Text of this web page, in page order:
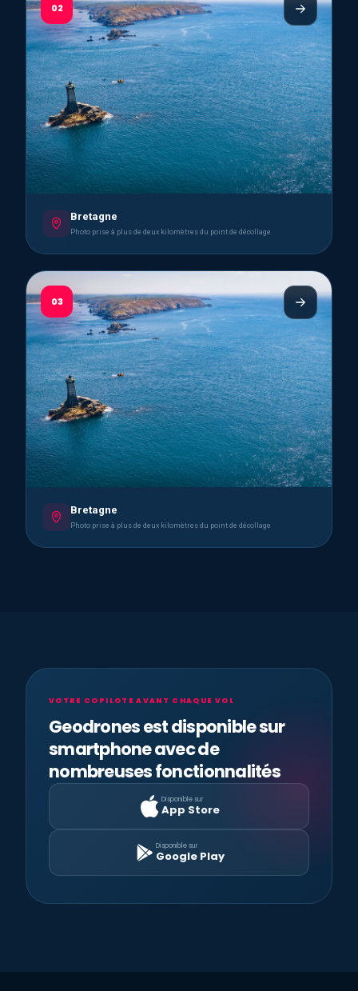
02
Bretagne
Photo prise à plus de deux kilomètres du point de décollage
03
Bretagne
Photo prise à plus de deux kilomètres du point de décollage
VOTRE COPILOTE AVANT CHAQUE VOL
Geodrones est disponible sur
smartphone avec de
nombreuses fonctionnalités
Disponible sur
App Store
Disponible sur
Google Play